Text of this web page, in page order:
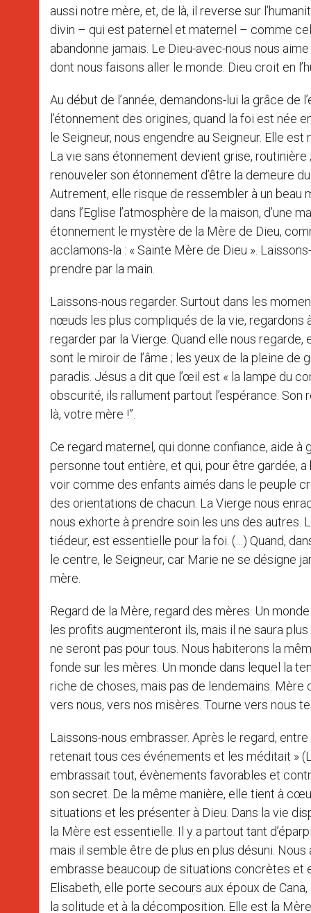
aussi notre mère, et, de là, il reverse sur
divin – qui est paternel et maternel – comme
abandonne jamais. Le Dieu-avec-nous nous
dont nous faisons aller le monde. Dieu croit en
Au début de l’année, demandons-lui la grâce de
l’étonnement des origines, quand la foi est née
le Seigneur, nous engendre au Seigneur. Elle
La vie sans étonnement devient grise, routinière
renouveler son étonnement d’être la demeure
Autrement, elle risque de ressembler à un beau
dans l’Eglise l’atmosphère de la maison, d’une
étonnement le mystère de la Mère de Dieu,
acclamons-la : « Sainte Mère de Dieu ».
prendre par la main.
Laissons-nous regarder. Surtout dans les
nœuds les plus compliqués de la vie, regardons
regarder par la Vierge. Quand elle nous
sont le miroir de l’âme ; les yeux de la pleine
paradis. Jésus a dit que l’œil est « la lampe du
obscurité, ils rallument partout l’espérance. Son
là, votre mère !”.
Ce regard maternel, qui donne confiance, aide à
personne tout entière, et qui, pour être gardée,
voir comme des enfants aimés dans le peuple
des orientations de chacun. La Vierge nous
nous exhorte à prendre soin les uns des autres.
tiédeur, est essentielle pour la foi. (…) Quand,
le centre, le Seigneur, car Marie ne se désigne
mère.
Regard de la Mère, regard des mères. Un
les profits augmenteront ils, mais il ne saura
ne seront pas pour tous. Nous habiterons la
fonde sur les mères. Un monde dans lequel la
riche de choses, mais pas de lendemains. Mère
vers nous, vers nos misères. Tourne vers nous
Laissons-nous embrasser. Après le regard,
retenait tous ces événements et les méditait »
embrassait tout, évènements favorables et
son secret. De la même manière, elle tient à
situations et les présenter à Dieu. Dans la vie
la Mère est essentielle. Il y a partout tant
mais il semble être de plus en plus désuni.
embrasse beaucoup de situations concrètes et
Elisabeth, elle porte secours aux époux de
la solitude et à la décomposition. Elle est la